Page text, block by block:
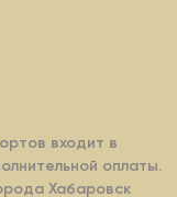
входит в
оплаты.
Хабаровск